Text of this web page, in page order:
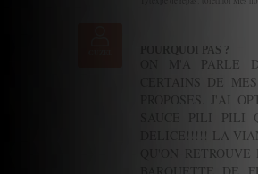
POURQUOI PAS ?
ON M'A PARLE
CERTAINS DE
PROPOSES. J'AI
SAUCE PILI PILI
DELICE!!!!! LA
QU'ON